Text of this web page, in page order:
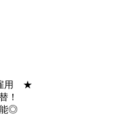
用 ★
！
能◎